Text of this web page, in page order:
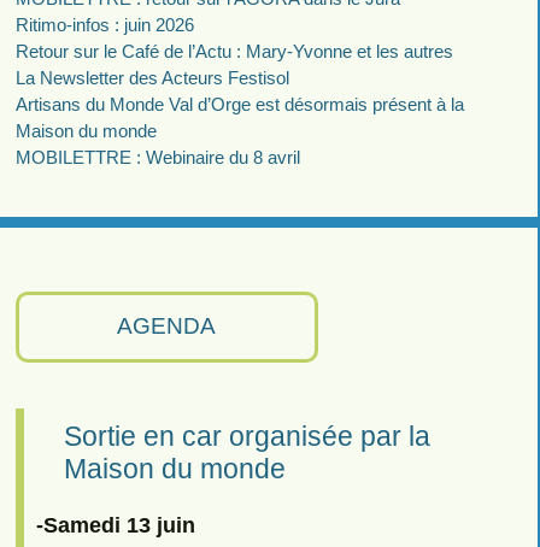
AGENDA
Sortie en car organisée par la
Maison du monde
-Samedi 13 juin
Ritimo-infos : juin 2026
Retour sur le Café de l’Actu : Mary-Yvonne et les autres
La Newsletter des Acteurs Festisol
Artisans du Monde Val d’Orge est désormais présent à la
Maison du monde
MOBILETTRE : Webinaire du 8 avril